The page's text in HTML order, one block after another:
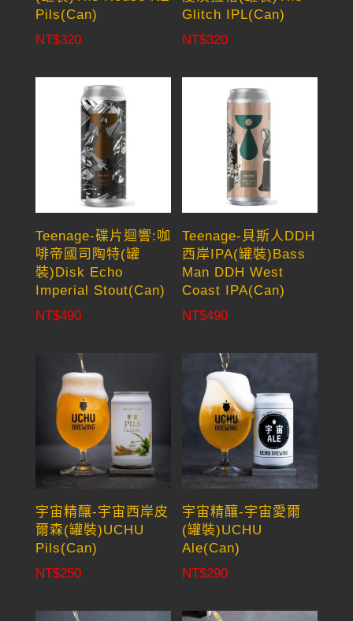
Pils(Can)
NT$320
Glitch IPL(Can)
NT$320
Teenage-碟片迴響:咖
啡帝國司陶特(罐
裝)Disk Echo
Imperial Stout(Can)
NT$490
Teenage-貝斯人DDH
西岸IPA(罐裝)Bass
Man DDH West
Coast IPA(Can)
NT$490
宇宙精釀-宇宙西岸皮
爾森(罐裝)UCHU
Pils(Can)
NT$250
宇宙精釀-宇宙愛爾
(罐裝)UCHU
Ale(Can)
NT$290